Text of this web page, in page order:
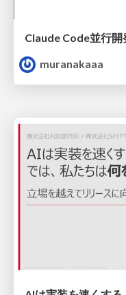
muranakaaa